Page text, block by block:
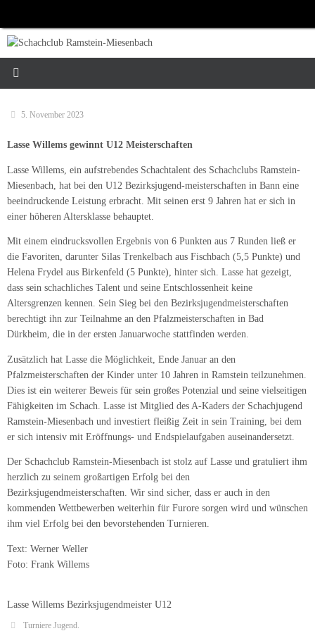
springen
5. November 2023
Lasse Willems gewinnt U12 Meisterschaften
Lasse Willems, ein aufstrebendes Schachtalent des Schachclubs Ramstein-
Miesenbach, hat bei den U12 Bezirksjugend-meisterschaften in Bann eine
beeindruckende Leistung erbracht. Mit seinen erst 9 Jahren hat er sich in
einer höheren Altersklasse behauptet.
Mit einem eindrucksvollen Ergebnis von 6 Punkten aus 7 Runden ließ er
die Favoriten, darunter Silas Trenkelbach aus Fischbach (5,5 Punkte) und
Helena Frydel aus Birkenfeld (5 Punkte), hinter sich. Lasse hat gezeigt,
dass sein schachliches Talent und seine Entschlossenheit keine
Altersgrenzen kennen. Sein Sieg bei den Bezirksjugendmeisterschaften
berechtigt ihn zur Teilnahme an den Pfalzmeisterschaften in Bad
Dürkheim, die in der ersten Januarwoche stattfinden werden.
Zusätzlich hat Lasse die Möglichkeit, Ende Januar an den
Pfalzmeisterschaften der Kinder unter 10 Jahren in Ramstein teilzunehmen.
Dies ist ein weiterer Beweis für sein großes Potenzial und seine vielseitigen
Fähigkeiten im Schach. Lasse ist Mitglied des A-Kaders der Schachjugend
Ramstein-Miesenbach und investiert fleißig Zeit in sein Training, bei dem
er sich intensiv mit Eröffnungs- und Endspielaufgaben auseinandersetzt.
Der Schachclub Ramstein-Miesenbach ist stolz auf Lasse und gratuliert ihm
herzlich zu seinem großartigen Erfolg bei den
Bezirksjugendmeisterschaften. Wir sind sicher, dass er auch in den
kommenden Wettbewerben weiterhin für Furore sorgen wird und wünschen
ihm viel Erfolg bei den bevorstehenden Turnieren.
Text: Werner Weller
Foto: Frank Willems
Lasse Willems Bezirksjugendmeister U12
Turniere Jugend.